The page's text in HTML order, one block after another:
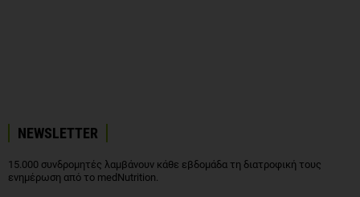
NEWSLETTER
15.000 συνδρομητές λαμβάνουν κάθε εβδομάδα τη διατροφική τους
ενημέρωση από το medNutrition.